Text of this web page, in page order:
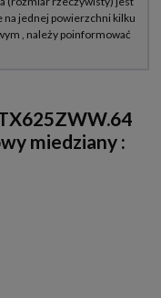
miedziany :